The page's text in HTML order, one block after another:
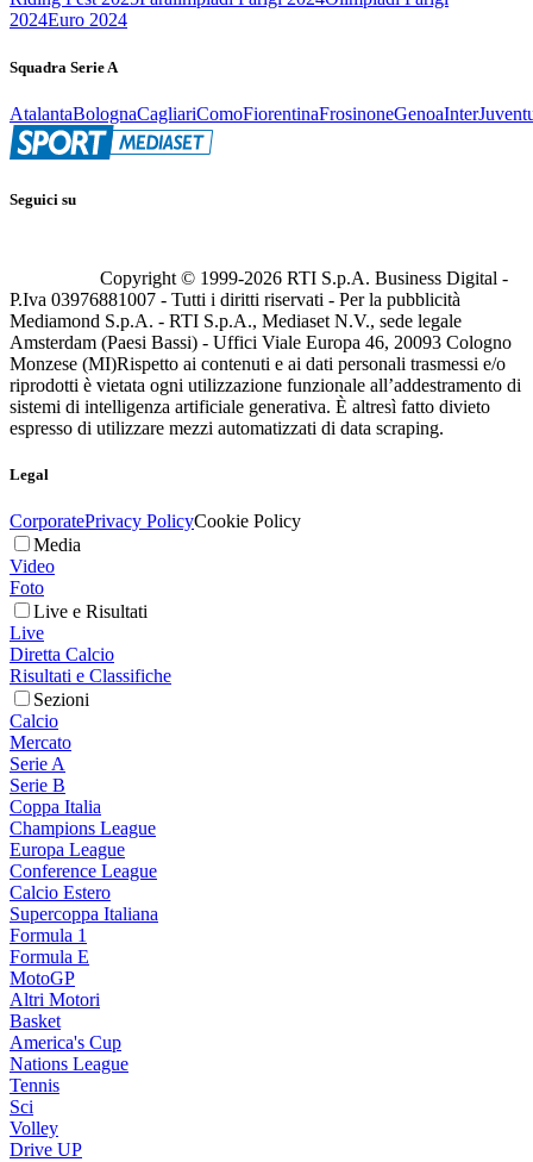
2024Euro 2024
Squadra Serie A
AtalantaBolognaCagliariComoFiorentinaFrosinoneGenoaInter
Seguici su
Copyright © 1999-2026 RTI S.p.A. Business Digital -
P.Iva 03976881007 - Tutti i diritti riservati - Per la pubblicità
Mediamond S.p.A. - RTI S.p.A., Mediaset N.V., sede legale
Amsterdam (Paesi Bassi) - Uffici Viale Europa 46, 20093 Cologno
Monzese (MI)Rispetto ai contenuti e ai dati personali trasmessi e/o
riprodotti è vietata ogni utilizzazione funzionale all’addestramento di
sistemi di intelligenza artificiale generativa. È altresì fatto divieto
espresso di utilizzare mezzi automatizzati di data scraping.
Legal
CorporatePrivacy PolicyCookie Policy
Media
Video
Foto
Live e Risultati
Live
Diretta Calcio
Risultati e Classifiche
Sezioni
Calcio
Mercato
Serie A
Serie B
Coppa Italia
Champions League
Europa League
Conference League
Calcio Estero
Supercoppa Italiana
Formula 1
Formula E
MotoGP
Altri Motori
Basket
America's Cup
Nations League
Tennis
Sci
Volley
Drive UP